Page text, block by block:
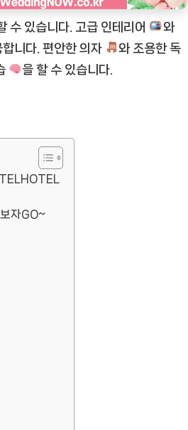
수 있습니다. 고급 인테리어
와
니다. 편안한 의자
와 조용한 독
을 할 수 있습니다.
자GO~